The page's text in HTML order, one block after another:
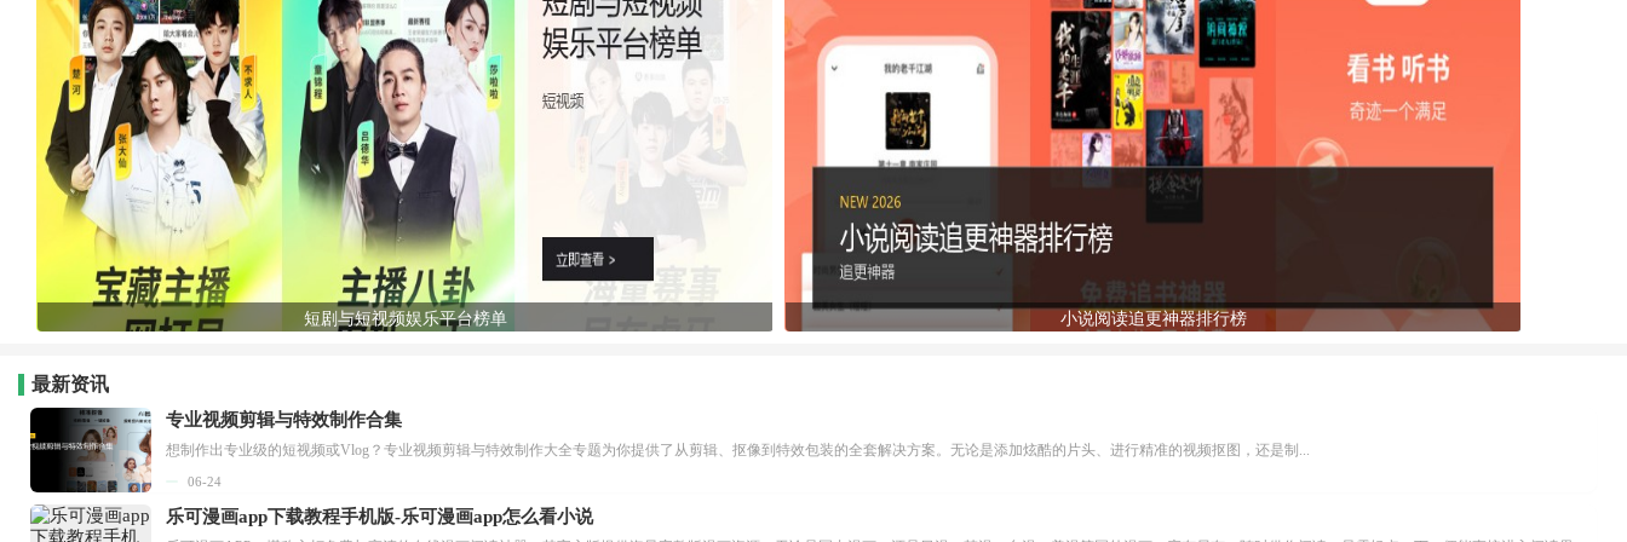
短剧与短视频娱乐平台榜单 小说阅读追更神器排行榜
最新资讯
专业视频剪辑与特效制作合集
想制作出专业级的短视频或Vlog？专业视频剪辑与特效制作大全专题为你提供了从剪辑、抠像到特效包装的全套解决方案。无论是添加炫酷的片头、进行精准的视频抠图，还是制...
06-24
乐可漫画app下载教程手机版-乐可漫画app怎么看小说